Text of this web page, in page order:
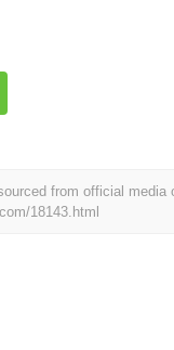
from official media
18143.html